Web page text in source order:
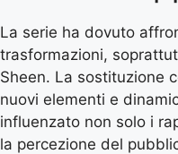
La serie ha dovuto
trasformazioni,
Sheen. La sostituzione
nuovi elementi e
influenzato non solo i
la percezione del